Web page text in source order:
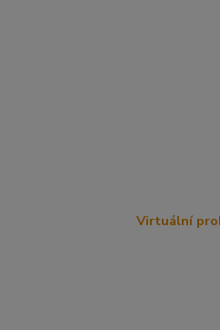
Virtuální